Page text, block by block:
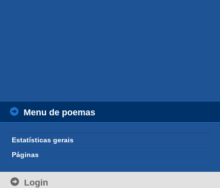
Menu de poemas
Estatísticas gerais
Páginas
Login